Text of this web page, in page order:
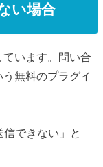
い場合
います。問い合
無料のプラグイ
できない」と